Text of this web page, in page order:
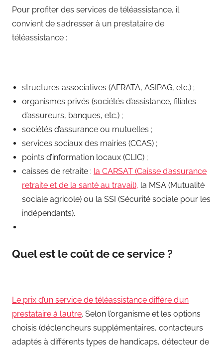
Pour profiter des services de téléassistance, il
convient de s’adresser à un prestataire de
téléassistance :
structures associatives (AFRATA, ASIPAG, etc.) ;
organismes privés (sociétés d’assistance, filiales
d’assureurs, banques, etc.) ;
sociétés d’assurance ou mutuelles ;
services sociaux des mairies (CCAS) ;
points d’information locaux (CLIC) ;
caisses de retraite : la CARSAT (Caisse d’assurance
retraite et de la santé au travail), la MSA (Mutualité
sociale agricole) ou la SSI (Sécurité sociale pour les
indépendants).
Quel est le coût de ce service ?
Le prix d’un service de téléassistance diffère d’un
prestataire à l’autre. Selon l’organisme et les options
choisis (déclencheurs supplémentaires, contacteurs
adaptés à différents types de handicaps, détecteur de